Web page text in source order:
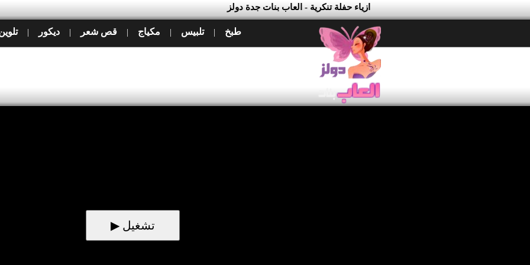
ازياء حفلة تنكرية - العاب بنات جدة دولز
طبخ | تلبيس | مكياج | قص شعر | ديكور |
▶ تشغيل